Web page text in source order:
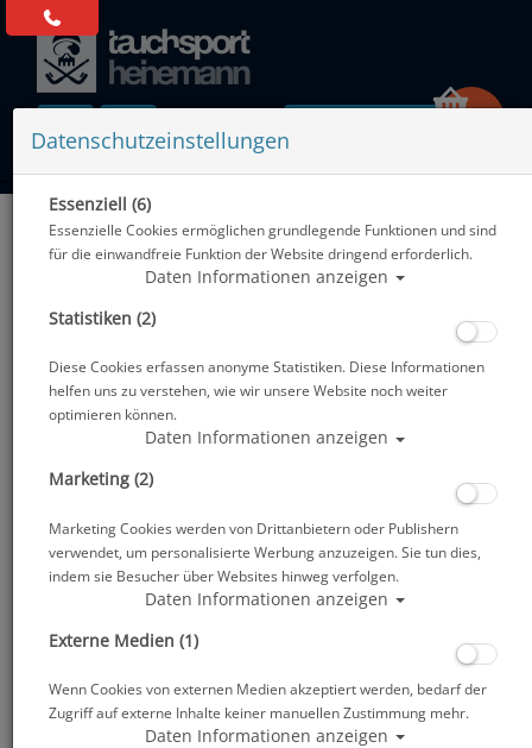
Alle Artikel zeigen aus: Flossenzubehör
Datenschutzeinstellungen
Essenziell (6)
Essenzielle Cookies ermöglichen grundlegende Funktionen und sind
für die einwandfreie Funktion der Website dringend erforderlich.
Daten Informationen anzeigen
Statistiken (2)
Diese Cookies erfassen anonyme Statistiken. Diese Informationen
helfen uns zu verstehen, wie wir unsere Website noch weiter
optimieren können.
Daten Informationen anzeigen
Marketing (2)
Marketing Cookies werden von Drittanbietern oder Publishern
verwendet, um personalisierte Werbung anzuzeigen. Sie tun dies,
indem sie Besucher über Websites hinweg verfolgen.
Daten Informationen anzeigen
Externe Medien (1)
Wenn Cookies von externen Medien akzeptiert werden, bedarf der
Zugriff auf externe Inhalte keiner manuellen Zustimmung mehr.
Daten Informationen anzeigen